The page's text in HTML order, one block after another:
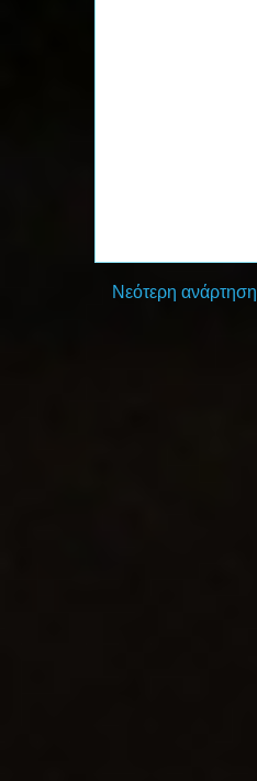
Νεότερη ανάρτηση